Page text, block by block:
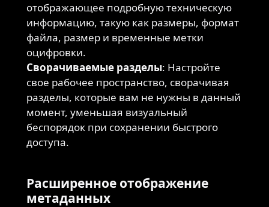
отображающее подробную техническую
информацию, такую как размеры, формат
файла, размер и временные метки
оцифровки.
Сворачиваемые разделы: Настройте
свое рабочее пространство, сворачивая
разделы, которые вам не нужны в данный
момент, уменьшая визуальный
беспорядок при сохранении быстрого
доступа.
Расширенное отображение
метаданных